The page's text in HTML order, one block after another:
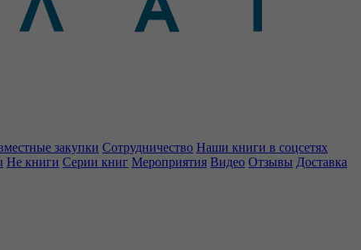
закупки Сотрудничество Наши книги в соцсетях
Не книги Серии книг Мероприятия Видео Отзывы Доставка